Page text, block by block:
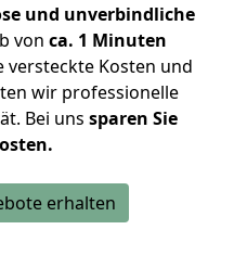
und unverbindliche
von ca. 1 Minuten
versteckte Kosten und
wir professionelle
Bei uns sparen Sie
erhalten